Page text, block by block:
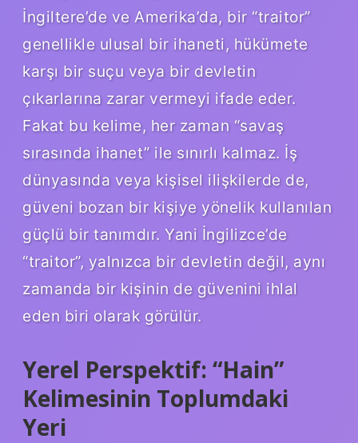
İngiltere’de ve Amerika’da, bir “traitor”
genellikle ulusal bir ihaneti, hükümete
karşı bir suçu veya bir devletin
çıkarlarına zarar vermeyi ifade eder.
Fakat bu kelime, her zaman “savaş
sırasında ihanet” ile sınırlı kalmaz. İş
dünyasında veya kişisel ilişkilerde de,
güveni bozan bir kişiye yönelik kullanılan
güçlü bir tanımdır. Yani İngilizce’de
“traitor”, yalnızca bir devletin değil, aynı
zamanda bir kişinin de güvenini ihlal
eden biri olarak görülür.
Yerel Perspektif: “Hain”
Kelimesinin Toplumdaki
Yeri